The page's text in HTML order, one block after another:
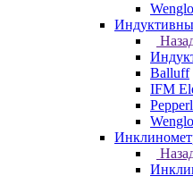
Balluff
IFM